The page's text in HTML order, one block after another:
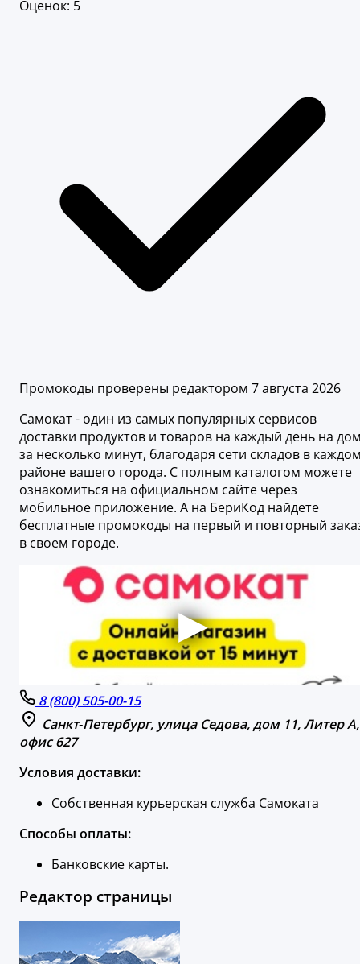
Оценок: 5
Промокоды проверены редактором 7 августа 2026
Самокат - один из самых популярных сервисов
доставки продуктов и товаров на каждый день на
за несколько минут, благодаря сети складов в
районе вашего города. С полным каталогом можете
ознакомиться на официальном сайте через
мобильное приложение. А на БериКод найдете
бесплатные промокоды на первый и повторный
в своем городе.
8 (800) 505-00-15
Санкт‑Петербург, улица Седова, дом 11, Литер А,
офис 627
Условия доставки:
Собственная курьерская служба Самоката
Способы оплаты:
Банковские карты.
Редактор страницы